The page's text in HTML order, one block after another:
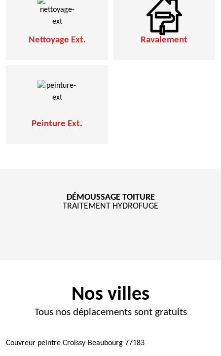
Nettoyage Ext. Ravalement
Peinture Ext.
DÉMOUSSAGE TOITURE
TRAITEMENT HYDROFUGE
Nos villes
Tous nos déplacements sont gratuits
Couvreur peintre Croissy-Beaubourg 77183